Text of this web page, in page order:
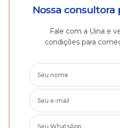
Nossa consultora
Fale com a Uina e
condições para